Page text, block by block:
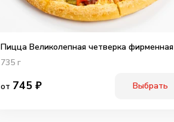
Пицца Великолепная четверка фирменная
735 г
от 745 ₽ Выбрать